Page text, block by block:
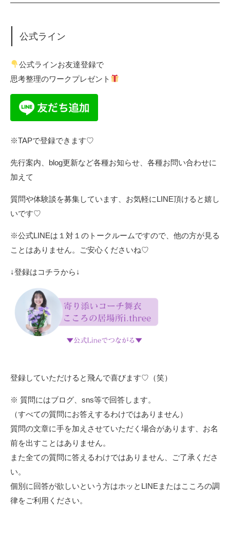
公式ライン
公式ラインお友達登録で
思考整理のワークプレゼント
※TAPで登録できます♡
先行案内、blog更新など各種お知らせ、各種お問い合わせに
加えて
質問や体験談を募集しています、お気軽にLINE頂けると嬉し
いです♡
※公式LINEは１対１のトークルームですので、他の方が見る
ことはありません。ご安心くださいね♡
↓登録はコチラから↓
登録していただけると飛んで喜びます♡（笑）
※ 質問にはブログ、sns等で回答します。
（すべての質問にお答えするわけではありません）
質問の文章に手を加えさせていただく場合があります、お名
前を出すことはありません。
また全ての質問に答えるわけではありません、ご了承くださ
い。
個別に回答が欲しいという方はホッとLINEまたはこころの調
律をご利用ください。